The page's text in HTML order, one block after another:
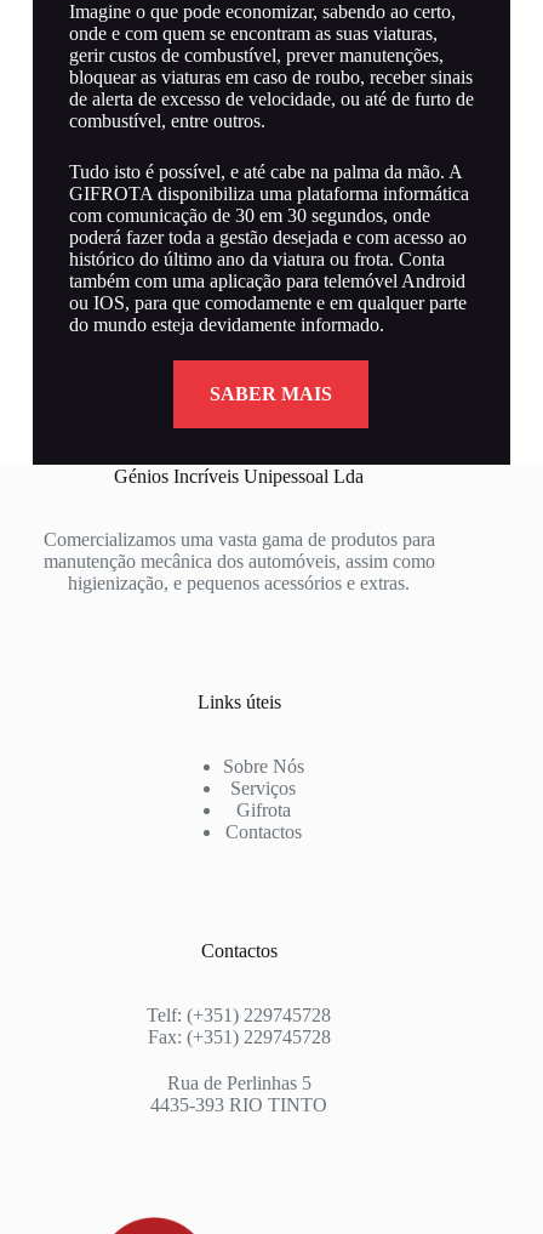
Imagine o que pode economizar, sabendo ao certo,
onde e com quem se encontram as suas viaturas,
gerir custos de combustível, prever manutenções,
bloquear as viaturas em caso de roubo, receber sinais
de alerta de excesso de velocidade, ou até de furto de
combustível, entre outros.
Tudo isto é possível, e até cabe na palma da mão. A
GIFROTA disponibiliza uma plataforma informática
com comunicação de 30 em 30 segundos, onde
poderá fazer toda a gestão desejada e com acesso ao
histórico do último ano da viatura ou frota. Conta
também com uma aplicação para telemóvel Android
ou IOS, para que comodamente e em qualquer parte
do mundo esteja devidamente informado.
SABER MAIS
Génios Incríveis Unipessoal Lda
Comercializamos uma vasta gama de produtos para
manutenção mecânica dos automóveis, assim como
higienização, e pequenos acessórios e extras.
Links úteis
Sobre Nós
Serviços
Gifrota
Contactos
Contactos
Telf: (+351) 229745728
Fax: (+351) 229745728
Rua de Perlinhas 5
4435-393 RIO TINTO